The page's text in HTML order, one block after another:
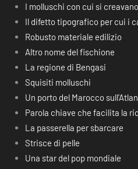
I molluschi con cui si
Il difetto tipografico per cui i
Robusto materiale edilizio
Altro nome del fischione
La regione di Bengasi
Squisiti molluschi
Un porto del Marocco
Parola chiave che facilita la
La passerella per sbarcare
Strisce di pelle
Una star del pop mondiale